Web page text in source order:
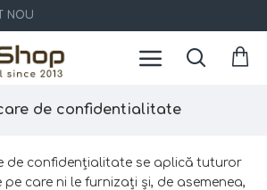
NOU
de confidentialitate
de confidenţialitate se aplică tuturor
care ni le furnizaţi şi, de asemenea,